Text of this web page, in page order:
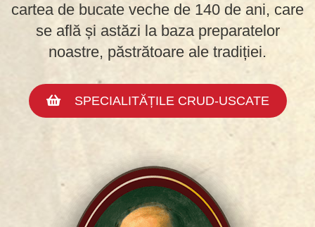
cartea de bucate veche de 140 de ani, care
se află și astăzi la baza preparatelor
noastre, păstrătoare ale tradiției.
SPECIALITĂȚILE CRUD-USCATE